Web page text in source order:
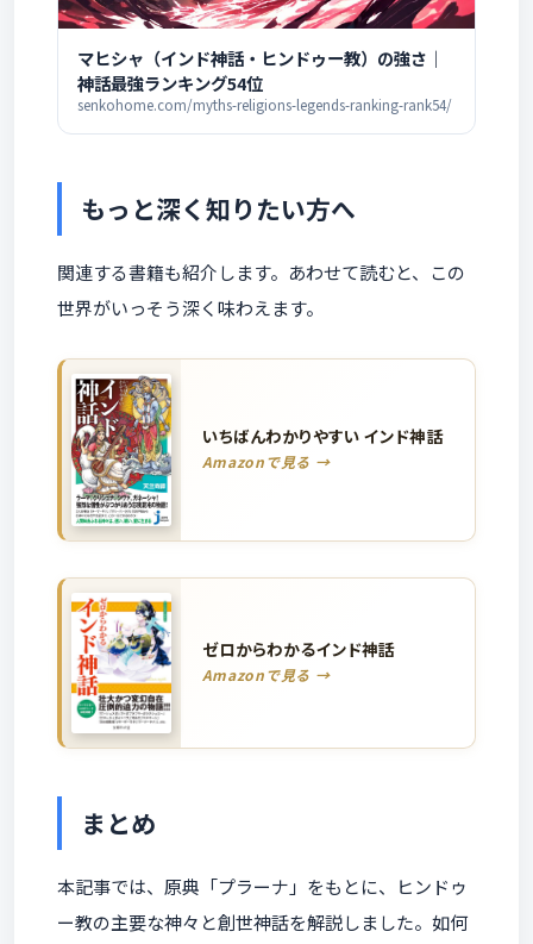
マヒシャ（インド神話・ヒンドゥー教）の強さ｜
神話最強ランキング54位
senkohome.com/myths-religions-legends-ranking-rank54/
もっと深く知りたい方へ
関連する書籍も紹介します。あわせて読むと、この
世界がいっそう深く味わえます。
いちばんわかりやすい インド神話
Amazonで見る →
ゼロからわかるインド神話
Amazonで見る →
まとめ
本記事では、原典「プラーナ」をもとに、ヒンドゥ
ー教の主要な神々と創世神話を解説しました。如何